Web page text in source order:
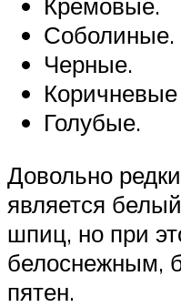
Соболиные.
Черные.
Голубые.
Довольно
является
шпиц, но при
белоснежным,
пятен.